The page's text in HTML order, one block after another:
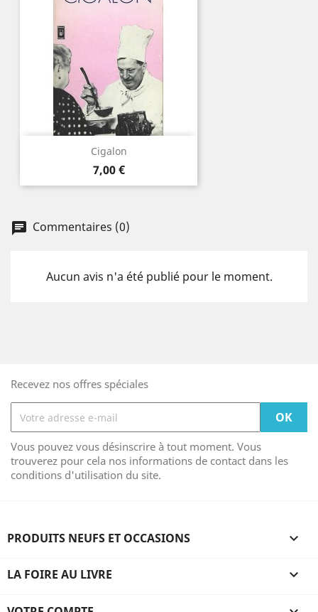
Cigalon
Prix
7,00 €
Commentaires (0)
Aucun avis n'a été publié pour le moment.
Recevez nos offres spéciales
Vous pouvez vous désinscrire à tout moment. Vous
trouverez pour cela nos informations de contact dans les
conditions d'utilisation du site.
PRODUITS NEUFS ET OCCASIONS 
LA FOIRE AU LIVRE 